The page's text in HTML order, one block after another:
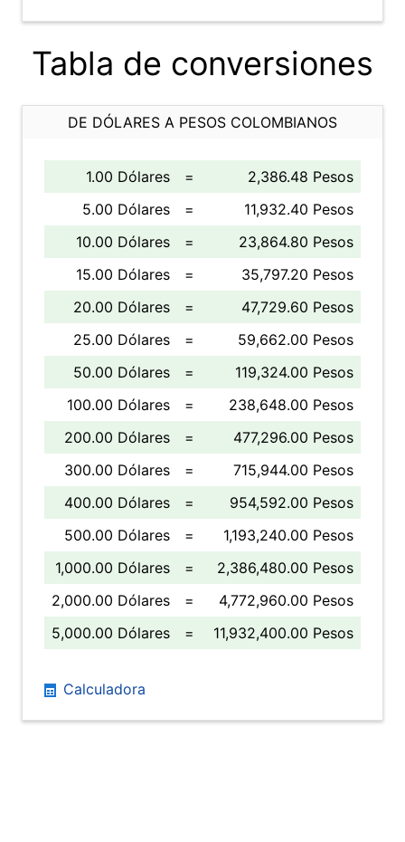
Tabla de conversiones
DE DÓLARES A PESOS COLOMBIANOS
1.00 Dólares =
2,386.48 Pesos
5.00 Dólares
=
11,932.40 Pesos
10.00 Dólares
=
23,864.80 Pesos
15.00 Dólares
=
35,797.20 Pesos
20.00 Dólares
=
47,729.60 Pesos
25.00 Dólares
=
59,662.00 Pesos
50.00 Dólares
=
119,324.00 Pesos
100.00 Dólares
=
238,648.00 Pesos
200.00 Dólares
=
477,296.00 Pesos
300.00 Dólares
=
715,944.00 Pesos
400.00 Dólares
=
954,592.00 Pesos
500.00 Dólares
=
1,193,240.00 Pesos
1,000.00 Dólares
=
2,386,480.00 Pesos
2,000.00 Dólares
=
4,772,960.00 Pesos
5,000.00 Dólares
= 11,932,400.00 Pesos
Calculadora